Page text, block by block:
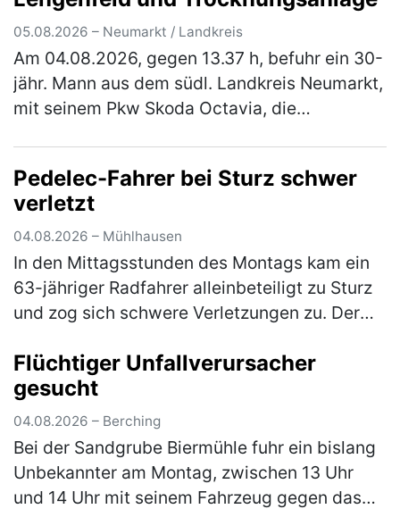
05.08.2026 – Neumarkt / Landkreis
Am 04.08.2026, gegen 13.37 h, befuhr ein 30-
jähr. Mann aus dem südl. Landkreis Neumarkt,
mit seinem Pkw Skoda Octavia, die
(mehr)
Pedelec-Fahrer bei Sturz schwer
verletzt
04.08.2026 – Mühlhausen
In den Mittagsstunden des Montags kam ein
63-jähriger Radfahrer alleinbeteiligt zu Sturz
und zog sich schwere Verletzungen zu. Der
Radweg von Weihersdorf in Richtun…
Flüchtiger Unfallverursacher
gesucht
04.08.2026 – Berching
Bei der Sandgrube Biermühle fuhr ein bislang
Unbekannter am Montag, zwischen 13 Uhr
und 14 Uhr mit seinem Fahrzeug gegen das